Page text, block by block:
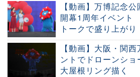
【動画】万博記念
開幕1周年イベン
トークで盛り上がり
【動画】大阪・関
ントでドローンシ
大屋根リング描く